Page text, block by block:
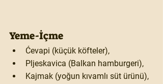
Yeme-İçme
Ćevapi (küçük köfteler),
Pljeskavica (Balkan hamburgeri),
Kajmak (yoğun kıvamlı süt ürünü),